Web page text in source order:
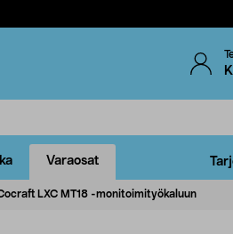
Varaosat
LXC MT18 -monitoimityökaluun